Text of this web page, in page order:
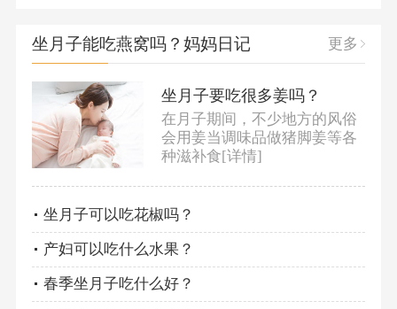
坐月子能吃燕窝吗？妈妈日记 更多
坐月子要吃很多姜吗？
在月子期间，不少地方的风俗
会用姜当调味品做猪脚姜等各
种滋补食[详情]
坐月子可以吃花椒吗？
​产妇可以吃什么水果？
春季坐月子吃什么好？